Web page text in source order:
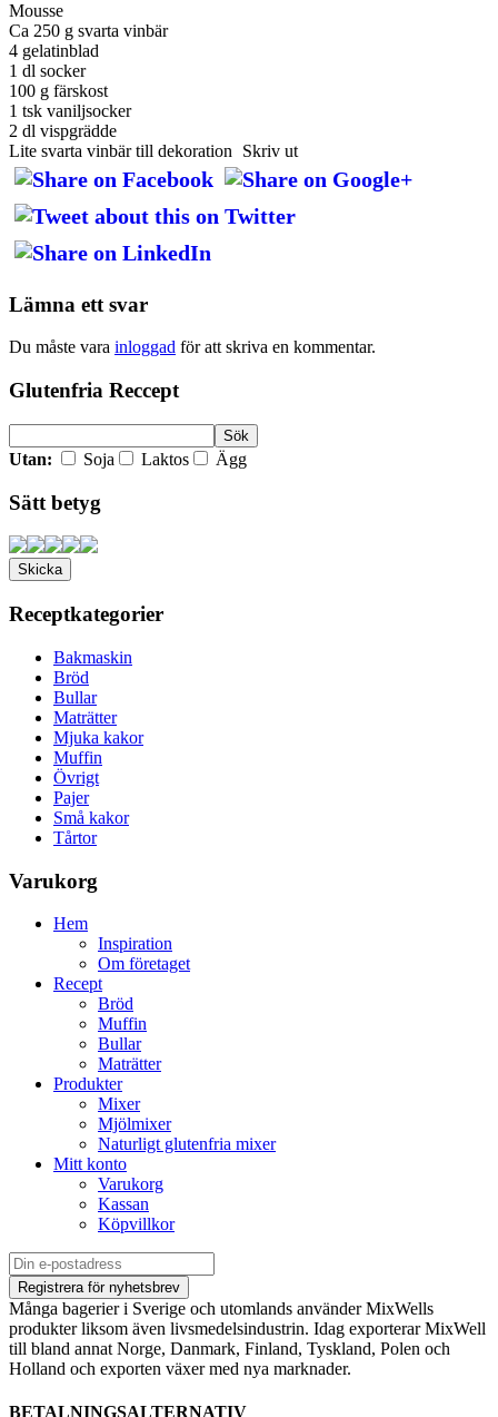
Mousse
Ca 250 g svarta vinbär
4 gelatinblad
1 dl socker
100 g färskost
1 tsk vaniljsocker
2 dl vispgrädde
Lite svarta vinbär till dekoration
Skriv ut
Lämna ett svar
Du måste vara inloggad för att skriva en kommentar.
Glutenfria Reccept
Utan: Soja Laktos Ägg
Sätt betyg
Receptkategorier
Bakmaskin
Bröd
Bullar
Maträtter
Mjuka kakor
Muffin
Övrigt
Pajer
Små kakor
Tårtor
Varukorg
Hem
Inspiration
Om företaget
Recept
Bröd
Muffin
Bullar
Maträtter
Produkter
Mixer
Mjölmixer
Naturligt glutenfria mixer
Mitt konto
Varukorg
Kassan
Köpvillkor
Många bagerier i Sverige och utomlands använder MixWells
produkter liksom även livsmedelsindustrin. Idag exporterar MixWell
till bland annat Norge, Danmark, Finland, Tyskland, Polen och
Holland och exporten växer med nya marknader.
BETALNINGSALTERNATIV